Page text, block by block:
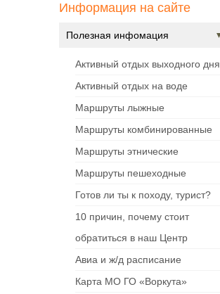
Информация на сайте
Полезная инфомация
Активный отдых выходного дня
Активный отдых на воде
Маршруты лыжные
Маршруты комбинированные
Маршруты этнические
Маршруты пешеходные
Готов ли ты к походу, турист?
10 причин, почему стоит
обратиться в наш Центр
Авиа и ж/д расписание
Карта МО ГО «Воркута»